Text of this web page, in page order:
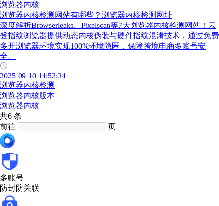
浏览器内核
浏览器内核检测网站有哪些？浏览器内核检测网址
深度解析Browserleaks、Pixelscan等7大浏览器内核检测网站！云
登指纹浏览器提供动态内核伪装与硬件指纹混淆技术，通过免费
多开浏览器环境实现100%环境隐匿，保障跨境电商多账号安
全。
2025-09-10 14:52:34
浏览器内核检测
浏览器内核版本
浏览器内核
共6 条
前往
页
多账号
防封防关联